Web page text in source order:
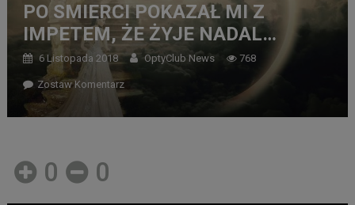
PO SMIERCI POKAZAŁ MI Z
IMPETEM, ŻE ŻYJE NADAL…
6 Listopada 2018 OptyClub News 768
Zostaw Komentarz
0 0